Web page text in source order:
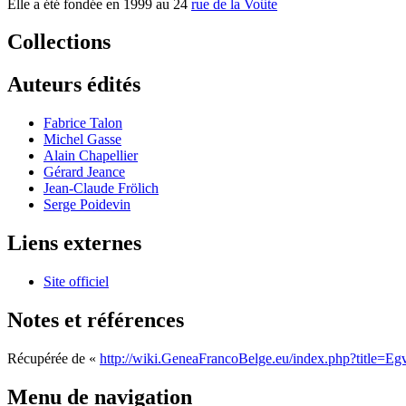
Elle a été fondée en 1999 au 24 rue de la Voûte
Collections
Auteurs édités
Fabrice Talon
Michel Gasse
Alain Chapellier
Gérard Jeance
Jean-Claude Frölich
Serge Poidevin
Liens externes
Site officiel
Notes et références
Récupérée de « http://wiki.GeneaFrancoBelge.eu/
Menu de navigation